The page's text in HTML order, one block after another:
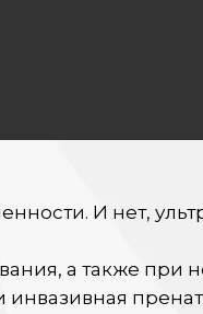
И нет,
а также при